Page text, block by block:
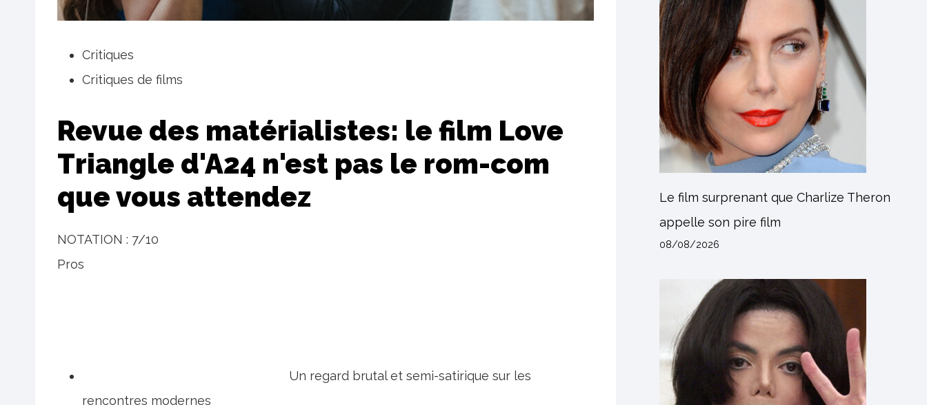
Critiques
Critiques de films
Revue des matérialistes: le film Love
Triangle d'A24 n'est pas le rom-com
que vous attendez
NOTATION : 7/10
Pros
Un regard brutal et semi-satirique sur les
rencontres modernes
Le film surprenant que Charlize Theron
appelle son pire film
08/08/2026